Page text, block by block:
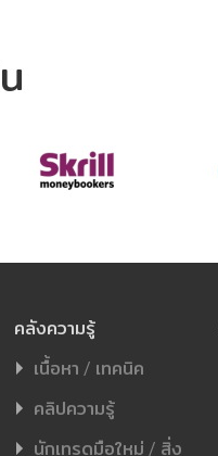
คลังความรู้
เนื้อหา / เทคนิค
คลิปความรู้
นักเทรดมือใหม่ / สิ่ง